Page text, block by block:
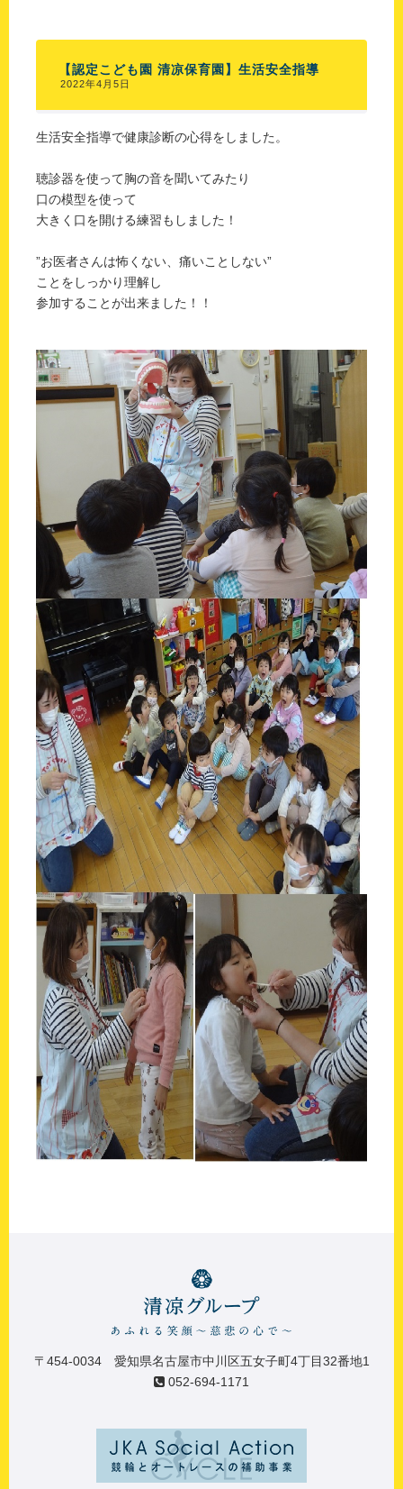
【認定こども園 清凉保育園】生活安全指導
2022年4月5日
生活安全指導で健康診断の心得をしました。
聴診器を使って胸の音を聞いてみたり
口の模型を使って
大きく口を開ける練習もしました！
”お医者さんは怖くない、痛いことしない”
ことをしっかり理解し
参加することが出来ました！！
〒454-0034 愛知県名古屋市中川区五女子町4丁目32番地1
052-694-1171